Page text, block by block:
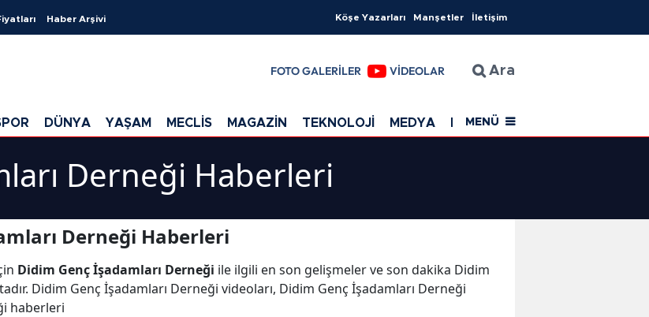
Haber Arşivi Köşe Yazarları Manşetler İletişim
FOTO GALERİLER VİDEOLAR Ara
DÜNYA YAŞAM MECLİS MAGAZİN TEKNOLOJİ MEDYA EĞİTİM SAĞLIK
MENÜ
Derneği Haberleri
Derneği Haberleri
Didim Genç İşadamları Derneği ile ilgili en son gelişmeler ve son dakika Didim
Didim Genç İşadamları Derneği videoları, Didim Genç İşadamları Derneği
haberleri